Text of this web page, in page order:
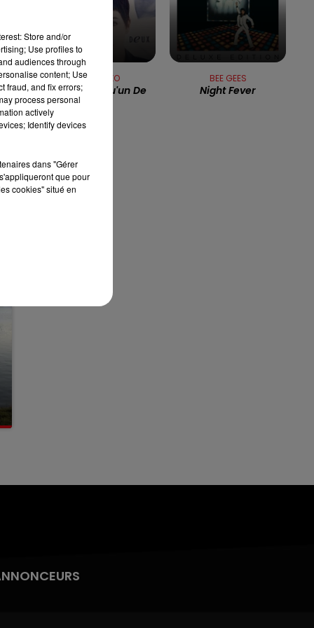
13h00 - 16h00
LES APRÈS-MIDI QUI CHANTENT
ENZO ENZO
Juste Quelqu'un De
BEE GEES
Night Fever
Store and/or
Use profiles to
audiences through
content; Use
fraud, and fix errors;
process personal
actively
Identify devices
dans "Gérer
que pour
cookies" situé en